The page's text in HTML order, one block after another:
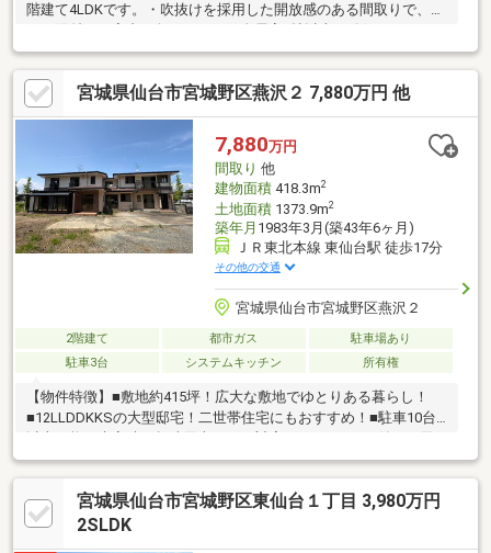
階建て4LDKです。・吹抜けを採用した開放感のある間取りで、明
りと過ごせます。・2階洋室は全室2面採光となっており、風通し
の良い住空間です。・収納スペースが豊富に確保されており、お
部屋をすっきりと保てます。・徒歩8分に24H営業のスーパー（西
友燕沢店/600m）があり毎日のお買い物に便利です。・JR東北本
線 東仙台駅まで300m（徒歩4分）通勤通学に便利です。
宮城県仙台市宮城野区燕沢２ 7,880万円 他
7,880万円
間取り 他
建物面積418.3m2
土地面積1373.9m2
築年月 1983年3月(築43年6ヶ月)
ＪＲ東北本線 東仙台駅 徒歩17分
その他の交通
宮城県仙台市宮城野区燕沢２
2階建て 都市ガス
駐車場あり
駐車3台
システムキッチン 所有権
【物件特徴】■敷地約415坪！広大な敷地でゆとりある暮らし！
■12LLDDKKSの大型邸宅！二世帯住宅にもおすすめ！■駐車10台
候を気にせず洗濯や趣味空間として活用可能！■部屋数豊富！在
宅ワーク・趣味部屋・収納部屋にも便利！■広い庭スペース付
き！家庭菜園やドッグランも楽しめます！■緑に囲まれた自然豊
かな住環境！四季を感じる暮らし！■ランドリースペース付きで
宮城県仙台市宮城野区東仙台１丁目 3,980万円
2SLDK